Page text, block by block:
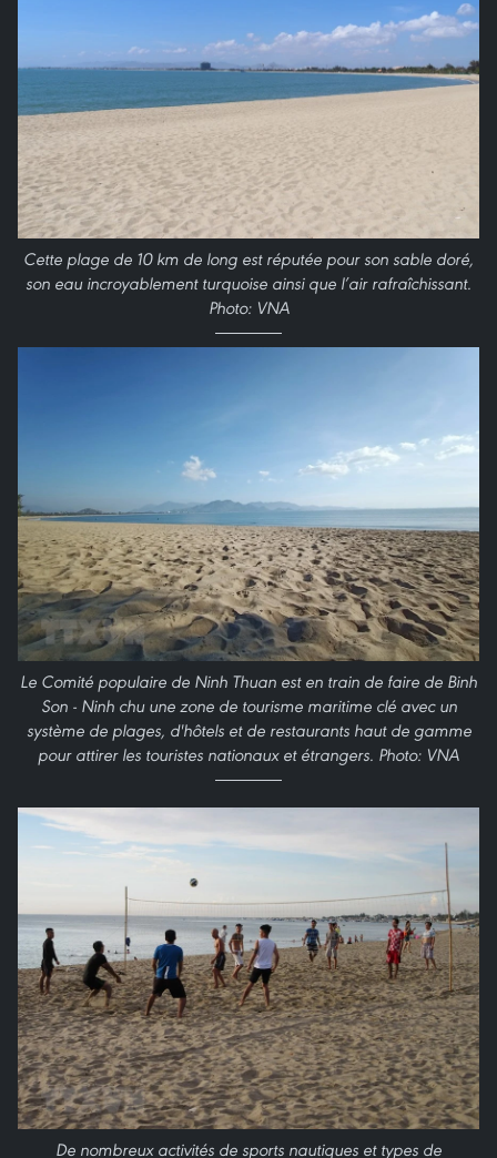
Cette plage de 10 km de long est réputée pour son sable doré,
son eau incroyablement turquoise ainsi que l’air rafraîchissant.
Photo: VNA
Le Comité populaire de Ninh Thuan est en train de faire de Binh
Son - Ninh chu une zone de tourisme maritime clé avec un
système de plages, d'hôtels et de restaurants haut de gamme
pour attirer les touristes nationaux et étrangers. Photo: VNA
De nombreux activités de sports nautiques et types de